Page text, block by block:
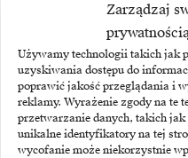
Zarządzaj
Używamy technologii takich jak
uzyskiwania dostępu do
poprawić jakość przeglądania i
reklamy. Wyrażenie zgody na te
przetwarzanie danych, takich
unikalne identyfikatory na tej
wycofanie może niekorzystnie
Subskrybując
akceptujesz naszą
prywatności.